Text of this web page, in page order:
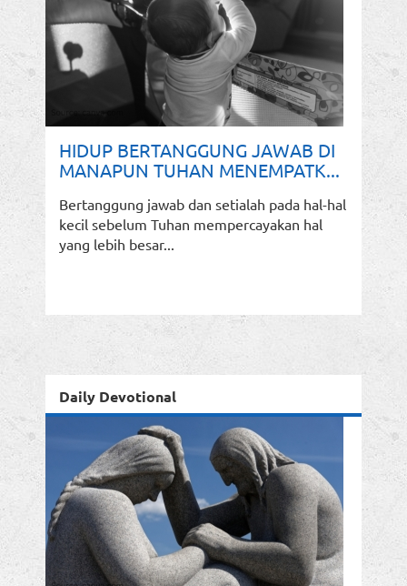
HIDUP BERTANGGUNG JAWAB DI
MANAPUN TUHAN MENEMPATK...
Bertanggung jawab dan setialah pada hal-hal
kecil sebelum Tuhan mempercayakan hal
yang lebih besar...
Daily Devotional